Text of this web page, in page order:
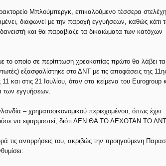
Μπλούμπεργκ, επικαλούμενο τέσσερα
διαφωνεί με την παροχή εγγυήσεων, καθώς κάτι
και θα παραβίαζε τα δικαιώματα των κατόχων
το οποίο σε περίπτωση χρεοκοπίας πρώτο θα λάβει τα
εξασφαλίστηκε στο ΔΝΤ με τις αποφάσεις της
και στις 21 Ιουλίου, όταν στα κείμενα του Eurogroup
των εγγυήσεων.
– χρηματοοικονομικού περιεχομένου, όπως έχει
να εφαρμοστεί, διότι ΔΕΝ ΘΑ ΤΟ ΔΕΧΟΤΑΝ ΤΟ
τις αντιρρήσεις του, ακριβώς την προηγούμενη